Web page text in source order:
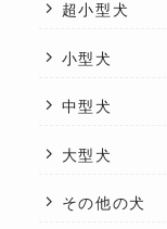
超小型犬
小型犬
中型犬
大型犬
その他の犬